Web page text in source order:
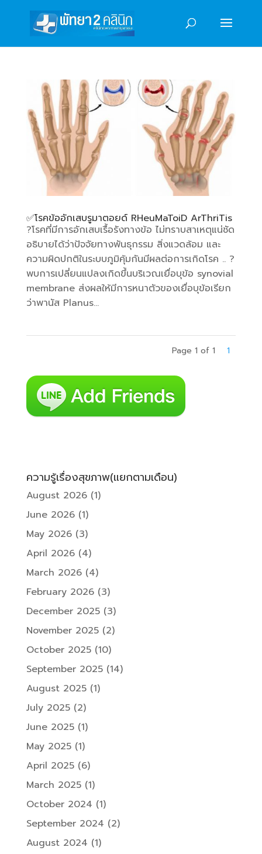
✅️โรคข้ออักเสบรูมาตอยด์ RHeuMaToiD ArThriTis
?โรคที่มีการอักเสบเรื้อรังทางข้อ ไม่ทราบสาเหตุแน่ชัด
อธิบายได้ว่าปัจจัยทางพันธุกรรม สิ่งแวดล้อม และ
ความผิดปกติในระบบภูมิคุ้มกันมีผลต่อการเกิดโรค .. ?
พบการเปลี่ยนแปลงเกิดขึ้นบริเวณเยื่อบุข้อ synovial
membrane ส่งผลให้มีการหนาตัวของเยื่อบุข้อเรียก
ว่าพานัส Planus...
Page 1 of 1 1
ความรู้เรื่องสุขภาพ(แยกตามเดือน)
August 2026(1)
June 2026(1)
May 2026(3)
April 2026(4)
March 2026(4)
February 2026(3)
December 2025(3)
November 2025(2)
October 2025(10)
September 2025(14)
August 2025(1)
July 2025(2)
June 2025(1)
May 2025(1)
April 2025(6)
March 2025(1)
October 2024 (1)
September 2024 (2)
August 2024 (1)